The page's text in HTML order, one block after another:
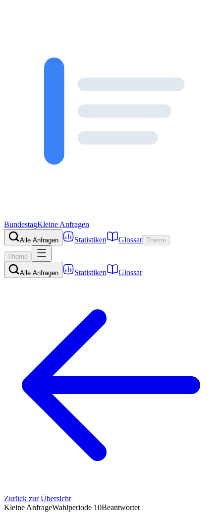
BundestagKleine Anfragen
Alle Anfragen Statistiken Glossar Theme
Theme
Alle Anfragen Statistiken Glossar
Zurück zur Übersicht
Kleine AnfrageWahlperiode 10Beantwortet